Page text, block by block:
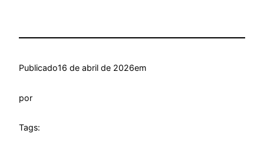
Publicado16 de abril de 2026em
por
Tags: